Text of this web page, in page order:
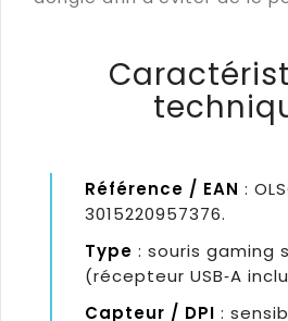
Référence / EAN :
3015220957376.
Type : souris gaming
(récepteur USB‑A
Capteur / DPI :